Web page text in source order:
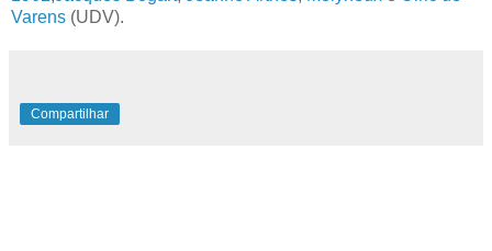
Varens (UDV).
Compartilhar